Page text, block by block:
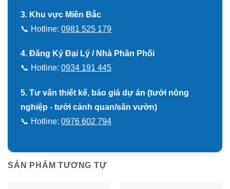
3. Khu vực Miền Bắc
📞 Hotline: 0981 525 179
4. Đăng Ký Đại Lý / Nhà Phân Phối
📞 Hotline: 0934 191 445
5. Tư vấn thiết kế, báo giá dự án (tưới nông
nghiệp - tưới cảnh quan/sân vườn)
📞 Hotline: 0976 602 794
SẢN PHẨM TƯƠNG TỰ